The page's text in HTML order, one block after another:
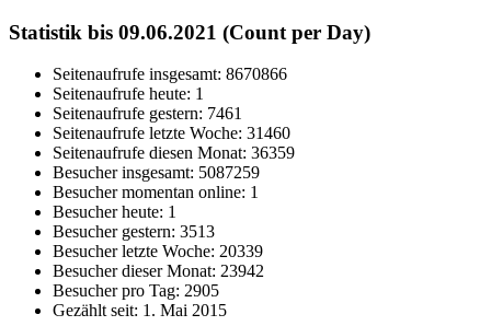
Statistik bis 09.06.2021 (Count per Day)
Seitenaufrufe insgesamt: 8670866
Seitenaufrufe heute: 1
Seitenaufrufe gestern: 7461
Seitenaufrufe letzte Woche: 31460
Seitenaufrufe diesen Monat: 36359
Besucher insgesamt: 5087259
Besucher momentan online: 1
Besucher heute: 1
Besucher gestern: 3513
Besucher letzte Woche: 20339
Besucher dieser Monat: 23942
Besucher pro Tag: 2905
Gezählt seit: 1. Mai 2015